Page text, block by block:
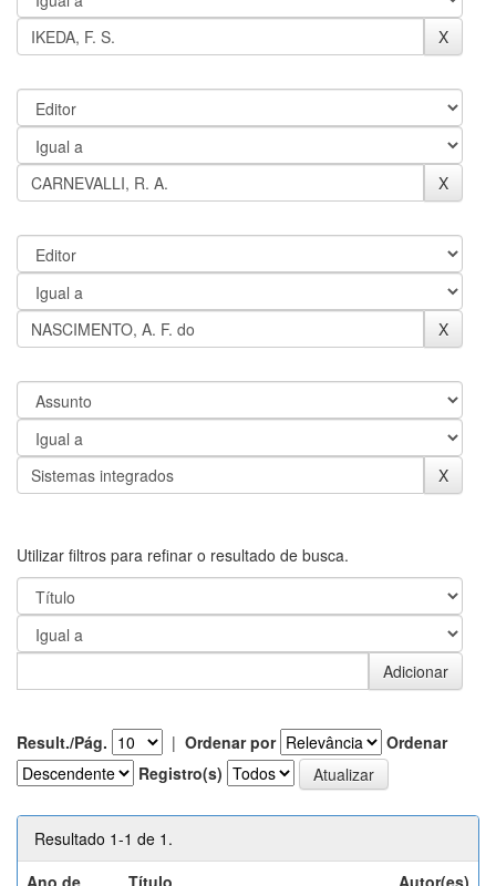
Utilizar filtros para refinar o resultado de busca.
Result./Pág. | Ordenar por
Ordenar
Registro(s)
Resultado 1-1 de 1.
Ano de
Título Autor(es)